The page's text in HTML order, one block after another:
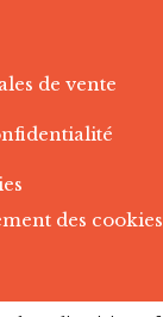
de vente
des cookies